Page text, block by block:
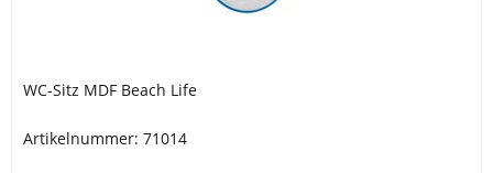
WC-Sitz MDF Beach Life
Artikelnummer: 71014